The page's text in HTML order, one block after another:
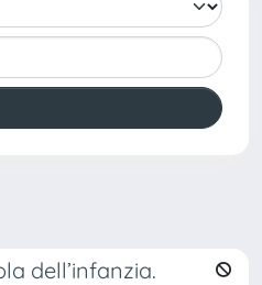
dell’infanzia.